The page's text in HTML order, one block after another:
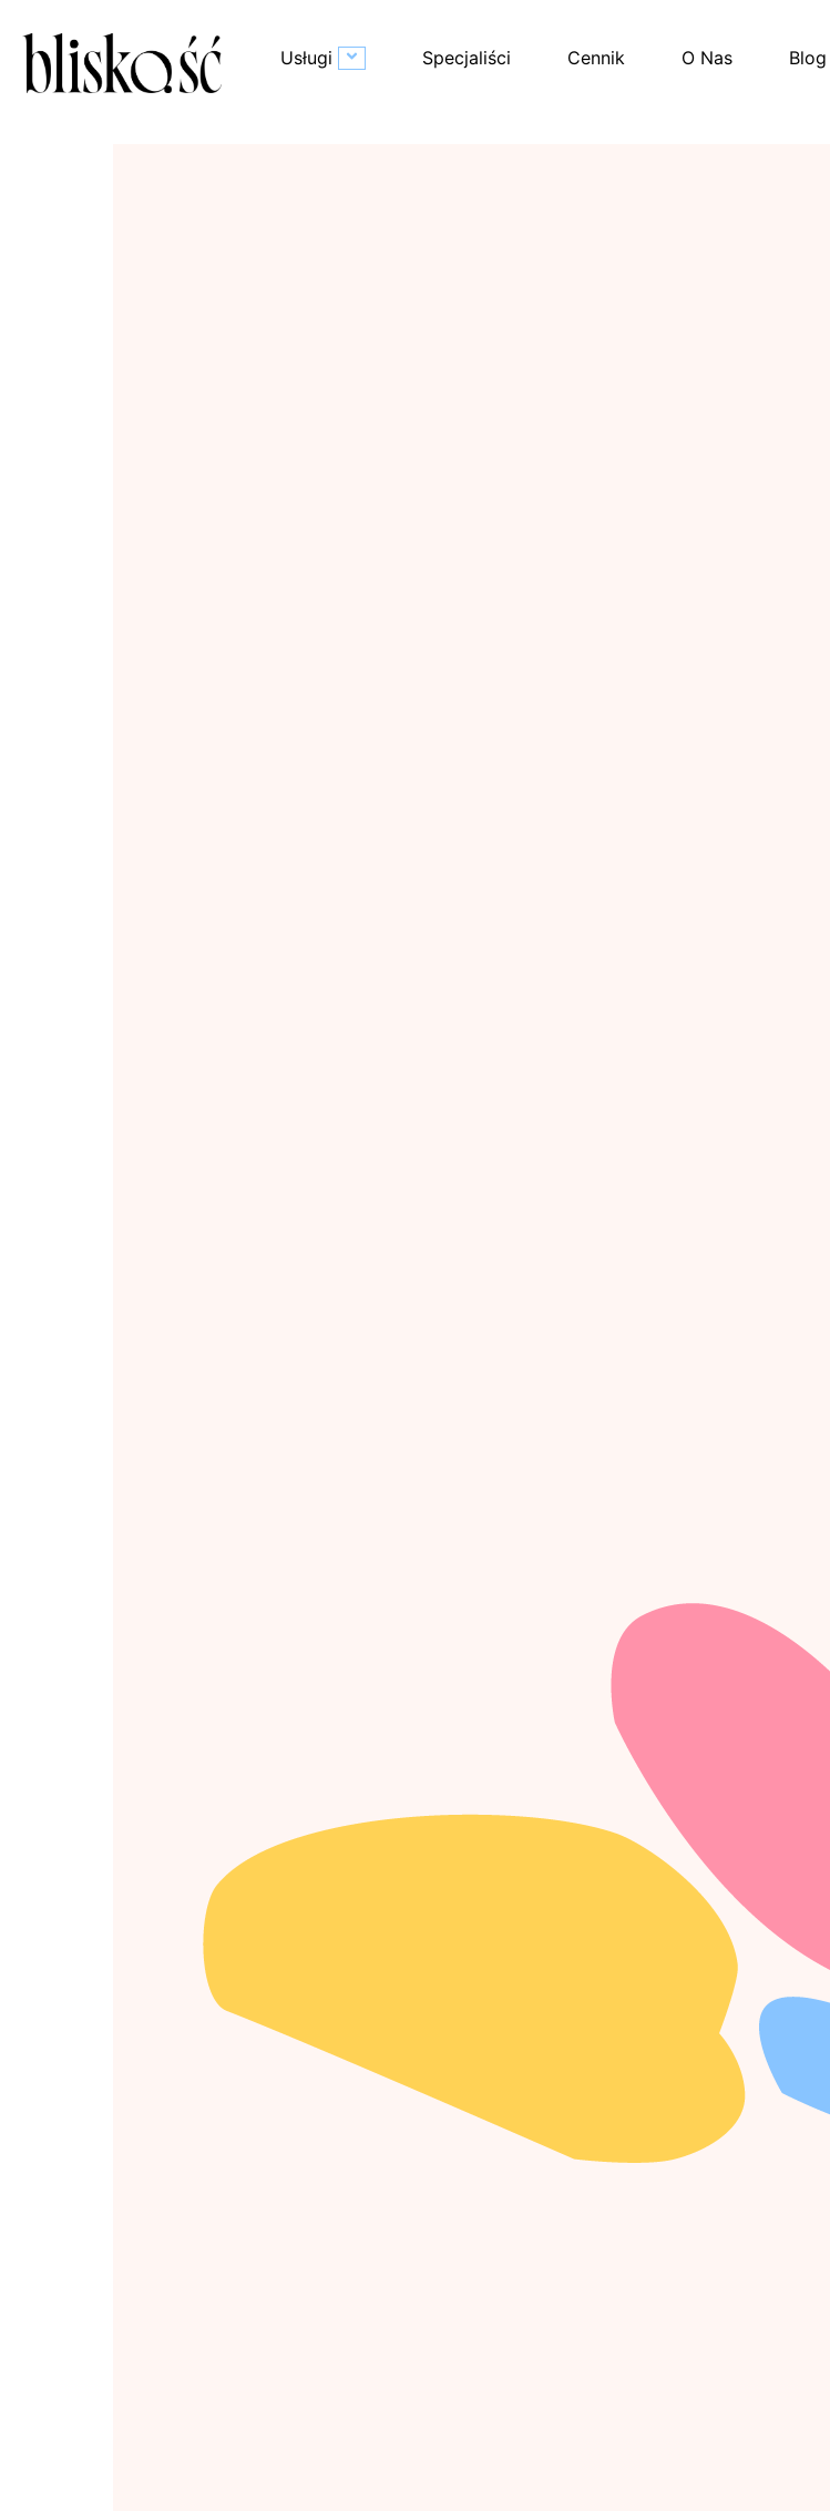
Usługi Specjaliści Cennik O Nas Blog